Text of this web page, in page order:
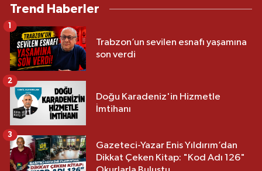
Trend Haberler
Trabzon’un sevilen esnafı yaşamına
son verdi
1
Doğu Karadeniz'in Hizmetle
İmtihanı
2
Gazeteci-Yazar Enis Yıldırım’dan
Dikkat Çeken Kitap: "Kod Adı 126"
3